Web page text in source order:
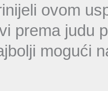
ovom
prema judu
mogući